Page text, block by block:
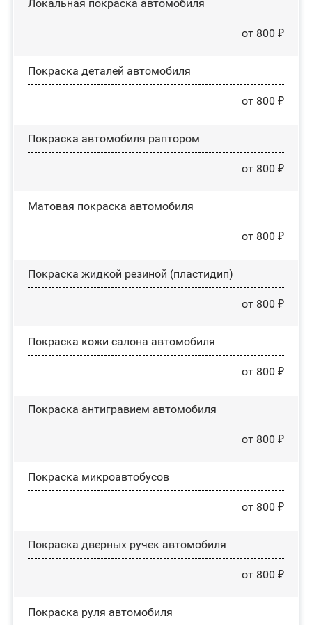
Локальная покраска автомобиля
от 800 ₽
Покраска деталей автомобиля
от 800 ₽
Покраска автомобиля раптором
от 800 ₽
Матовая покраска автомобиля
от 800 ₽
Покраска жидкой резиной (пластидип)
от 800 ₽
Покраска кожи салона автомобиля
от 800 ₽
Покраска антигравием автомобиля
от 800 ₽
Покраска микроавтобусов
от 800 ₽
Покраска дверных ручек автомобиля
от 800 ₽
Покраска руля автомобиля